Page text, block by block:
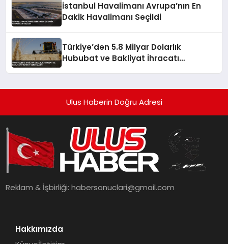
İstanbul Havalimanı Avrupa’nın En
Dakik Havalimanı Seçildi
Türkiye’den 5.8 Milyar Dolarlık
Hububat ve Bakliyat İhracatı
Ulus Haberin Doğru Adresi
Reklam & İşbirliği:habersonuclari@gmail.com
Hakkımızda